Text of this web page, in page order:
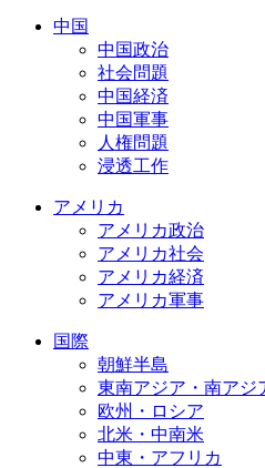
中国
中国政治
社会問題
中国経済
中国軍事
人権問題
浸透工作
アメリカ
アメリカ政治
アメリカ社会
アメリカ経済
アメリカ軍事
国際
朝鮮半島
東南アジア・南アジ
欧州・ロシア
北米・中南米
中東・アフリカ